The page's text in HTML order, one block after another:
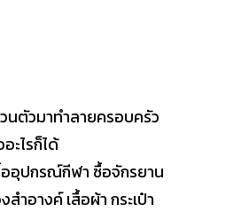
นตัวมาทำลายครอบครัว
ะไรก็ได้
อุปกรณ์กีฬา ซื้อจักรยาน
ำอางค์ เสื้อผ้า กระเป๋า